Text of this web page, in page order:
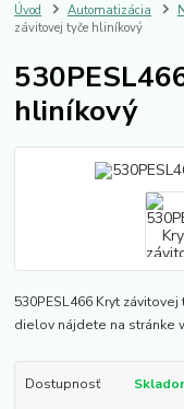
Úvod Automatizácia
závitovej tyče hliníkový
hliníkový
530PESL466 Kryt
dielov nájdete na stránke
Dostupnosť